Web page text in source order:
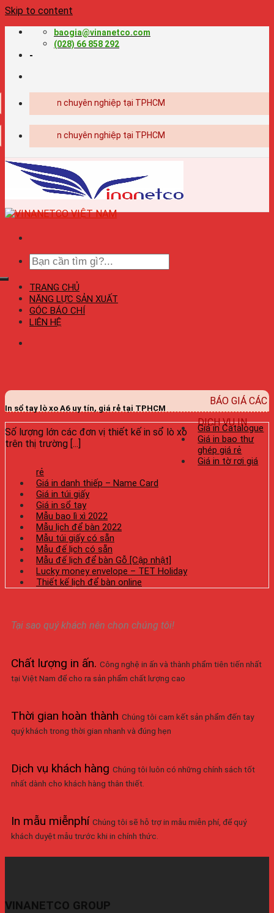
Skip to content
baogia@vinanetco.com
(028) 66 858 292
-
kế - in ấn chuyên nghiệp tại TPHCM
kế - in ấn chuyên nghiệp tại TPHCM
TRANG CHỦ
NĂNG LỰC SẢN XUẤT
GÓC BÁO CHÍ
LIÊN HỆ
In sổ tay lò xo A6 uy tín, giá rẻ tại TPHCM
Số lượng lớn các đơn vị thiết kế in sổ lò xo
trên thị trường [...]
BÁO GIÁ CÁC
DỊCH VỤ IN
Giá in Catalogue
Giá in bao thư
ghép giá rẻ
Giá in tờ rơi giá
rẻ
Giá in danh thiếp – Name Card
Giá in túi giấy
Giá in sổ tay
Mẫu bao lì xì 2022
Mẫu lịch để bàn 2022
Mẫu túi giấy có sẵn
Mẫu đế lịch có sẵn
Mẫu đế lịch để bàn Gỗ [Cập nhật]
Lucky money envelope – TET Holiday
Thiết kế lịch để bàn online
Tại sao quý khách nên chọn chúng tôi!
Chất lượng in ấn. Công nghệ in ấn và thành phẩm tiên tiến nhất
tại Việt Nam để cho ra sản phẩm chất lượng cao
Thời gian hoàn thành Chúng tôi cam kết sản phẩm đến tay
quý khách trong thời gian nhanh và đúng hẹn
Dịch vụ khách hàng Chúng tôi luôn có những chính sách tốt
nhất dành cho khách hàng thân thiết.
In mẫu miễnphí Chúng tôi sẽ hỗ trợ in mẫu miễn phí, để quý
khách duyệt mẫu trước khi in chính thức.
VINANETCO GROUP